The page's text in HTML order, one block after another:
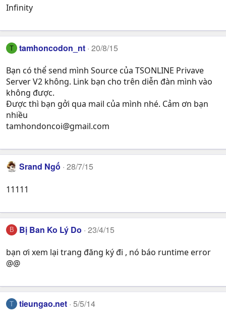
Infinity
T tamhoncodon_nt 20/8/15
Bạn có thể send mình Source của TSONLINE Privave
Server V2 không. Link bạn cho trên diễn đàn mình vào
không được.
Được thì bạn gởi qua mail của mình nhé. Cảm ơn bạn
nhiều
tamhondoncoi@gmail.com
Srand Ngố 28/7/15
11111
B Bị Ban Ko Lý Do 23/4/15
bạn ơi xem lại trang đăng ký đi , nó báo runtime error
@@
T tieungao.net 5/5/14